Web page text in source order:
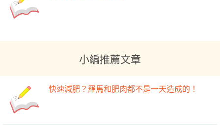
小編推薦文章
快速減肥？羅馬和肥肉都不是一天造成的！